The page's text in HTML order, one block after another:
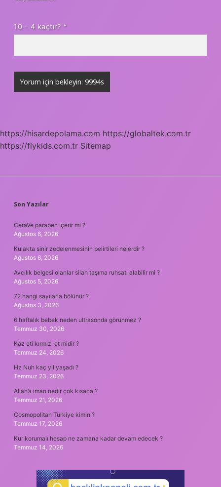
10 - 4 kaçtır? *
https://hisardepolama.com https://globaltek.com.tr
https://flykids.com.tr Sitemap
SIDEBAR
Son Yazılar
CeraVe paraben içerir mi ?
Ağustos 6, 2026
Kulakta sinir zedelenmesinin belirtileri nelerdir ?
Ağustos 6, 2026
Avcılık belgesi olanlar silah taşıma ruhsatı alabilir mi ?
Ağustos 5, 2026
72 hangi sayılarla bölünür ?
Ağustos 3, 2026
6 haftalık bebek neden ultrasonda görünmez ?
Temmuz 30, 2026
Kaz eti kırmızı et midir ?
Temmuz 24, 2026
Hz Nuh kaç yıl yaşadı ?
Temmuz 23, 2026
Allah’a iman nedir çok kısaca ?
Temmuz 21, 2026
Cosmopolitan Türkiye kimin ?
Temmuz 17, 2026
Kur korumalı hesap ne zamana kadar devam edecek ?
Temmuz 14, 2026